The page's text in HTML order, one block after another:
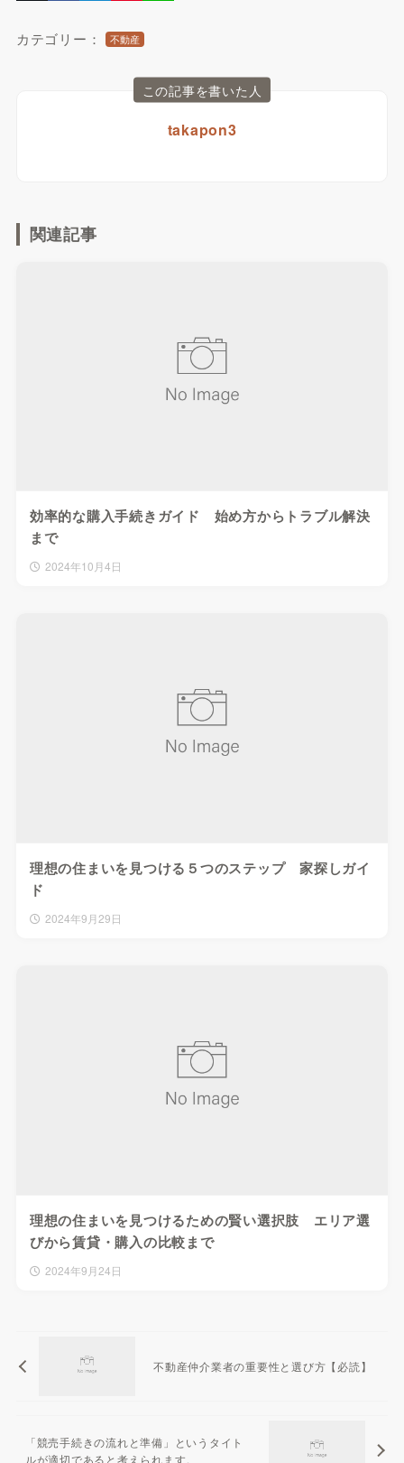
カテゴリー： 不動産
この記事を書いた人
takapon3
関連記事
効率的な購入手続きガイド 始め方からトラブル解決
まで
2024年10月4日
理想の住まいを見つける５つのステップ 家探しガイ
ド
2024年9月29日
理想の住まいを見つけるための賢い選択肢 エリア選
びから賃貸・購入の比較まで
2024年9月24日
不動産仲介業者の重要性と選び方【必読】
「競売手続きの流れと準備」というタイト
ルが適切であると考えられます。